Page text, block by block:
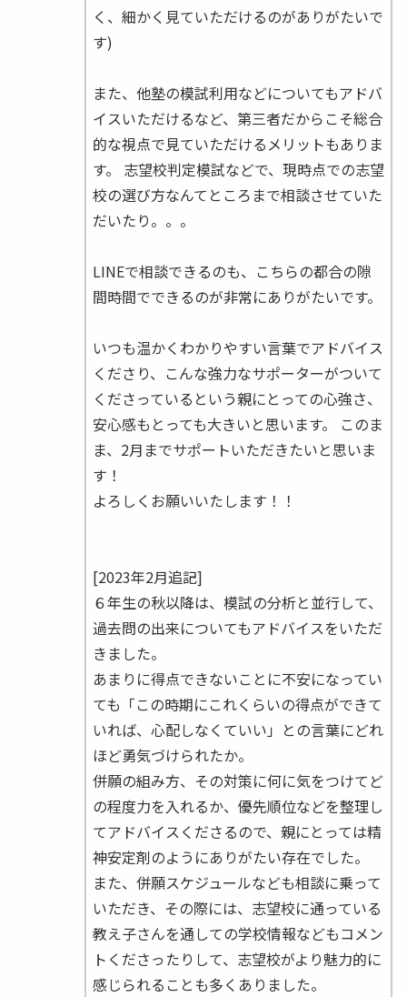
く、細かく見ていただけるのがありがたいで
す)
また、他塾の模試利用などについてもアドバ
イスいただけるなど、第三者だからこそ総合
的な視点で見ていただけるメリットもありま
す。 志望校判定模試などで、現時点での志望
校の選び方なんてところまで相談させていた
だいたり。。。
LINEで相談できるのも、こちらの都合の隙
間時間でできるのが非常にありがたいです。
いつも温かくわかりやすい言葉でアドバイス
くださり、こんな強力なサポーターがついて
くださっているという親にとっての心強さ、
安心感もとっても大きいと思います。 このま
ま、2月までサポートいただきたいと思いま
す！
よろしくお願いいたします！！
[2023年2月追記]
６年生の秋以降は、模試の分析と並行して、
過去問の出来についてもアドバイスをいただ
きました。
あまりに得点できないことに不安になってい
ても「この時期にこれくらいの得点ができて
いれば、心配しなくていい」との言葉にどれ
ほど勇気づけられたか。
併願の組み方、その対策に何に気をつけてど
の程度力を入れるか、優先順位などを整理し
てアドバイスくださるので、親にとっては精
神安定剤のようにありがたい存在でした。
また、併願スケジュールなども相談に乗って
いただき、その際には、志望校に通っている
教え子さんを通しての学校情報などもコメン
トくださったりして、志望校がより魅力的に
感じられることも多くありました。